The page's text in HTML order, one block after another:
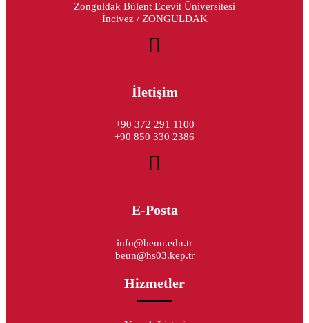
Zonguldak Bülent Ecevit Üniversitesi
İncivez / ZONGULDAK
İletişim
+90 372 291 1100
+90 850 330 2386
E-Posta
info@beun.edu.tr
beun@hs03.kep.tr
Hizmetler